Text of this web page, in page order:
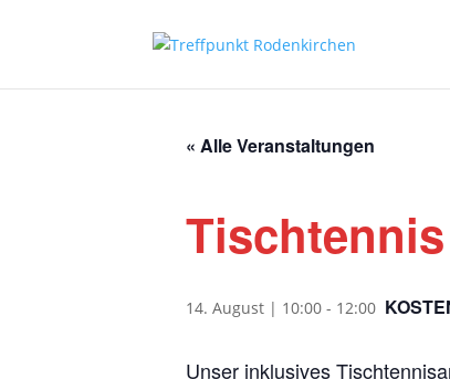
« Alle Veranstaltungen
Tischtennis
14. August | 10:00 - 12:00
Unser inklusives